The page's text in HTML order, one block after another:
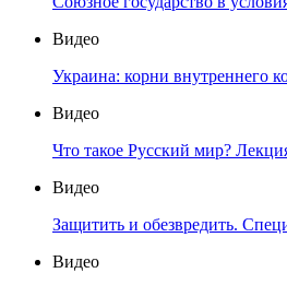
Видео
Украина: корни внутреннего
Видео
Что такое Русский мир?
Видео
Защитить и обезвредить.
Видео